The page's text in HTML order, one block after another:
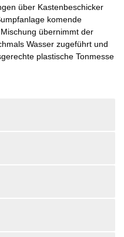
über Kastenbeschicker
komende
übernimmt der
Wasser zugeführt und
plastische Tonmesse